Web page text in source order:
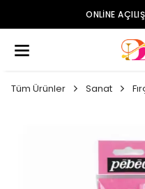
ONLINE
Tüm Ürünler Sanat